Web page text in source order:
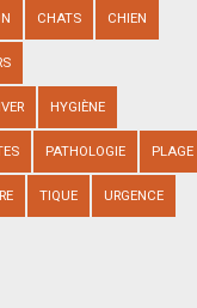
CHATS CHIEN
HYGIÈNE
PATHOLOGIE PLAGE
TIQUE URGENCE